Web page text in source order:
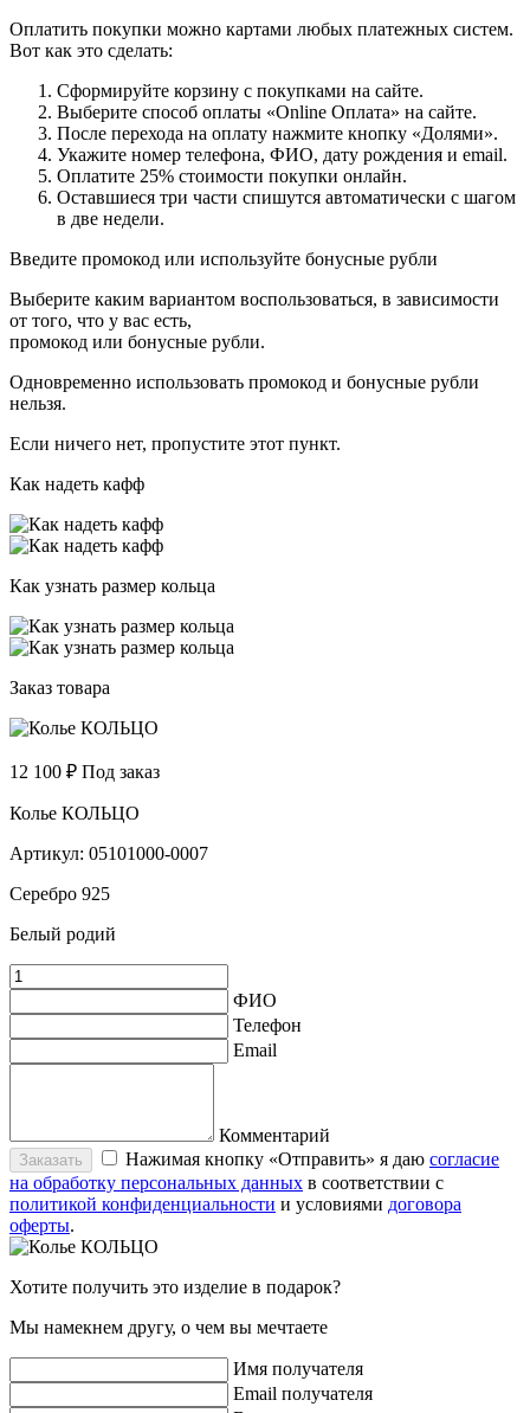
Оплатить покупки можно картами любых платежных систем.
Вот как это сделать:
Сформируйте корзину с покупками на сайте.
Выберите способ оплаты «Online Оплата» на сайте.
После перехода на оплату нажмите кнопку «Долями».
Укажите номер телефона, ФИО, дату рождения и email.
Оплатите 25% стоимости покупки онлайн.
Оставшиеся три части спишутся автоматически с шагом
в две недели.
Введите промокод или используйте бонусные рубли
Выберите каким вариантом воспользоваться, в зависимости
от того, что у вас есть,
промокод или бонусные рубли.
Одновременно использовать промокод и бонусные рубли
нельзя.
Если ничего нет, пропустите этот пункт.
Как надеть кафф
Как узнать размер кольца
Заказ товара
12 100 ₽ Под заказ
Колье КОЛЬЦО
Артикул: 05101000-0007
Серебро 925
Белый родий
ФИО
Телефон
Email
Комментарий
Заказать Нажимая кнопку «Отправить» я даю согласие
на обработку персональных данных в соответствии с
политикой конфиденциальности и условиями договора
оферты.
Хотите получить это изделие в подарок?
Мы намекнем другу, о чем вы мечтаете
Имя получателя
Email получателя